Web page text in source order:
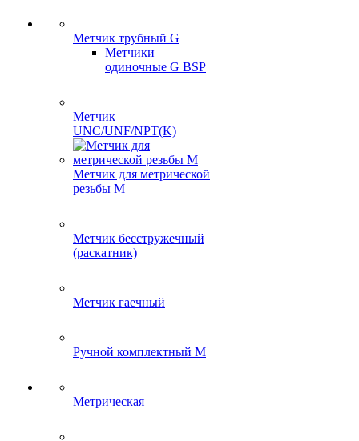
Метчик трубный G
Метчики
одиночные G BSP
Метчик
UNC/UNF/NPT(K)
Метчик для метрической
резьбы M
Метчик бесстружечный
(раскатник)
Метчик гаечный
Ручной комплектный M
Метрическая